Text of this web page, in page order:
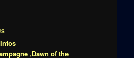
‚Dawn of the